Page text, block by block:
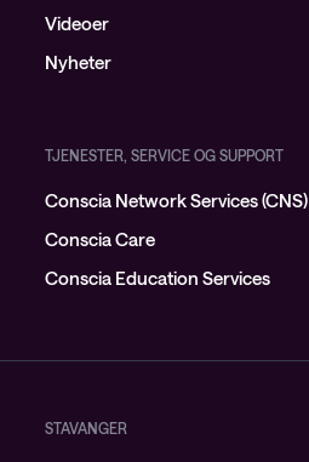
Videoer
Nyheter
TJENESTER, SERVICE OG SUPPORT
Conscia Network Services (CNS)
Conscia Care
Conscia Education Services
STAVANGER